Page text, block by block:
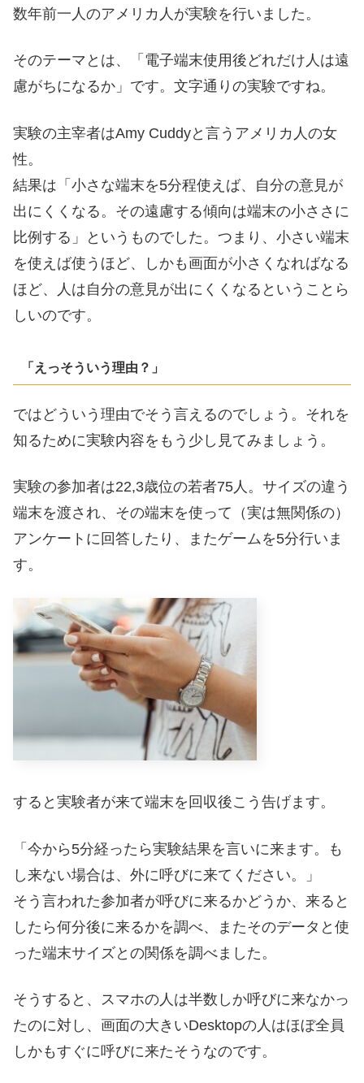
数年前一人のアメリカ人が実験を行いました。
そのテーマとは、「電子端末使用後どれだけ人は遠
慮がちになるか」です。文字通りの実験ですね。
実験の主宰者はAmy Cuddyと言うアメリカ人の女
性。
結果は「小さな端末を5分程使えば、自分の意見が
出にくくなる。その遠慮する傾向は端末の小ささに
比例する」というものでした。つまり、小さい端末
を使えば使うほど、しかも画面が小さくなればなる
ほど、人は自分の意見が出にくくなるということら
しいのです。
「えっそういう理由？」
ではどういう理由でそう言えるのでしょう。それを
知るために実験内容をもう少し見てみましょう。
実験の参加者は22,3歳位の若者75人。サイズの違う
端末を渡され、その端末を使って（実は無関係の）
アンケートに回答したり、またゲームを5分行いま
す。
すると実験者が来て端末を回収後こう告げます。
「今から5分経ったら実験結果を言いに来ます。も
し来ない場合は、外に呼びに来てください。」
そう言われた参加者が呼びに来るかどうか、来ると
したら何分後に来るかを調べ、またそのデータと使
った端末サイズとの関係を調べました。
そうすると、スマホの人は半数しか呼びに来なかっ
たのに対し、画面の大きいDesktopの人はほぼ全員
しかもすぐに呼びに来たそうなのです。